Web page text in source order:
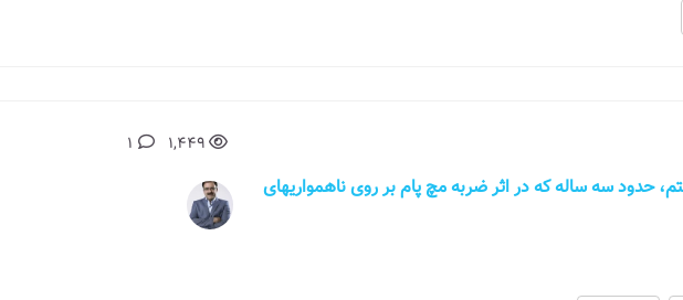
ساله هستم، حدود سه ساله که در اثر ضربه مچ پام بر روی ناهمواریهای
1,449
1